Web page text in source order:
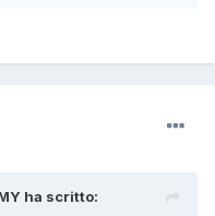
ha scritto: